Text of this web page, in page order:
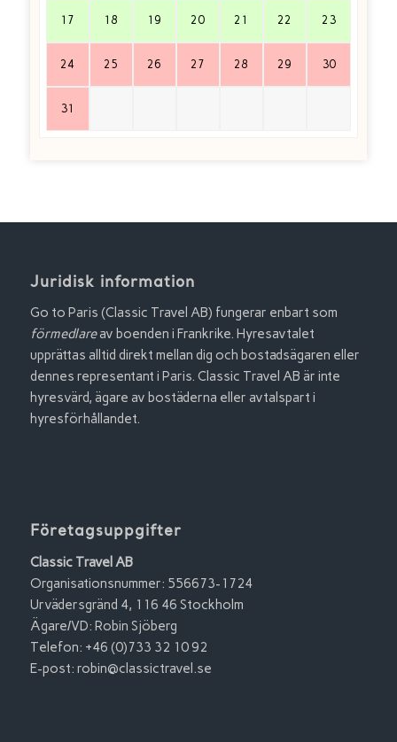
17 18 19 20 21 22 23
24 25 26 27 28 29 30
31
Juridisk information
Go to Paris (Classic Travel AB) fungerar enbart som
förmedlareav boenden i Frankrike. Hyresavtalet
upprättas alltid direkt mellan dig och bostadsägaren eller
dennes representant i Paris. Classic Travel AB är inte
hyresvärd, ägare av bostäderna eller avtalspart i
hyresförhållandet.
Företagsuppgifter
Classic Travel AB
Organisationsnummer: 556673-1724
Urvädersgränd 4, 116 46 Stockholm
Ägare/VD: Robin Sjöberg
Telefon: +46 (0)733 32 10 92
E-post: robin@classictravel.se